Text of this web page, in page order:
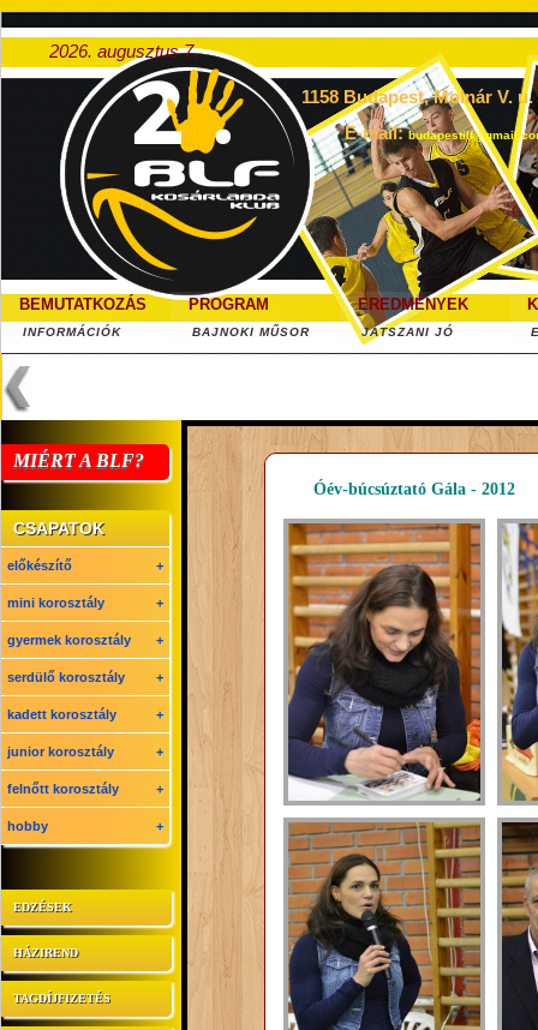
2026. augusztus 7.
1158 Budapest, Molnár V. u.
E-mail:
BEMUTATKOZÁS
INFORMÁCIÓK
PROGRAM
BAJNOKI MŰSOR
EREDMÉNYEK
JÁTSZANI JÓ
MIÉRT A BLF?
CSAPATOK
előkészítő +
mini korosztály +
gyermek korosztály +
serdülő korosztály +
kadett korosztály +
junior korosztály +
felnőtt korosztály +
hobby +
EDZÉSEK
HÁZIREND
TAGDÍJFIZETÉS
Óév-búcsúztató Gála - 2012